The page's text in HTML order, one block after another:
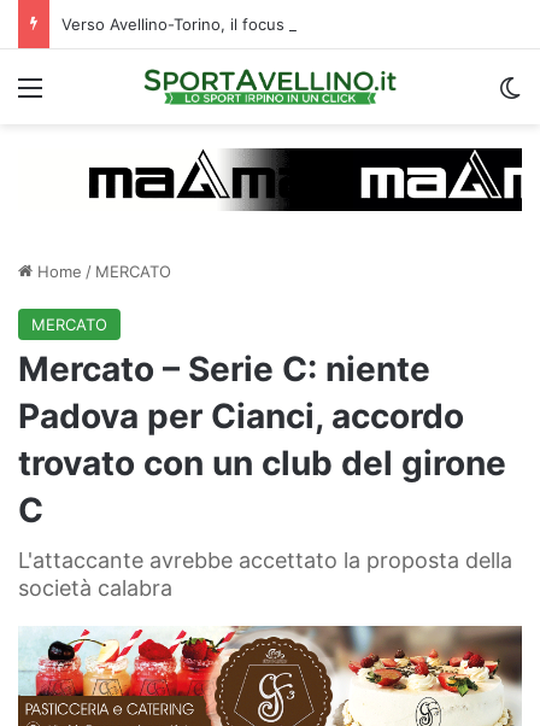
Verso Avellino-Torino, il focus sulla formazione granata
Menu
Home / MERCATO
MERCATO
Mercato – Serie C: niente
Padova per Cianci, accordo
trovato con un club del girone
C
L'attaccante avrebbe accettato la proposta della
società calabra